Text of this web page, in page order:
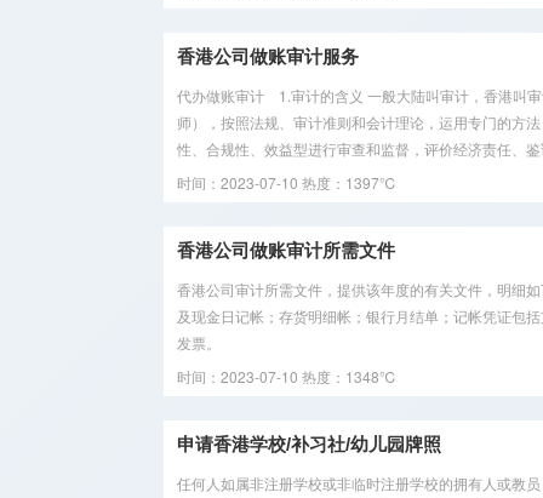
香港公司做账审计服务
代办做账审计 1.审计的含义 一般大陆叫审计，香港叫
师），按照法规、审计准则和会计理论，运用专门的方
性、合规性、效益型进行审查和监督，评价经济责任、
时间：2023-07-10 热度：1397℃
香港公司做账审计所需文件
香港公司审计所需文件，提供该年度的有关文件，明细
及现金日记帐；存货明细帐；银行月结单；记帐凭证包
发票。
时间：2023-07-10 热度：1348℃
申请香港学校/补习社/幼儿园牌照
任何人如属非注册学校或非临时注册学校的拥有人或教